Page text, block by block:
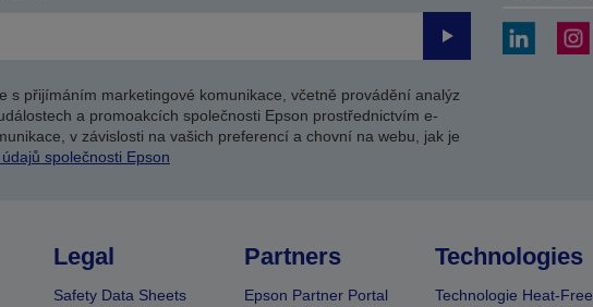
Odeslat
s přijímáním marketingové komunikace, včetně provádění analýz
a promoakcích společnosti Epson prostřednictvím e-
v závislosti na vašich preferencí a chovní na webu, jak je
společnosti Epson
Legal
Safety Data Sheets
Partners
Epson Partner Portal
Technologies
Technologie Heat-Free